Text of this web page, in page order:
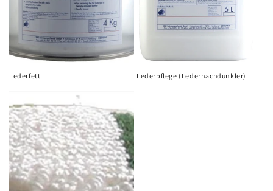
Lederfett Lederpflege (Ledernachdunkler)